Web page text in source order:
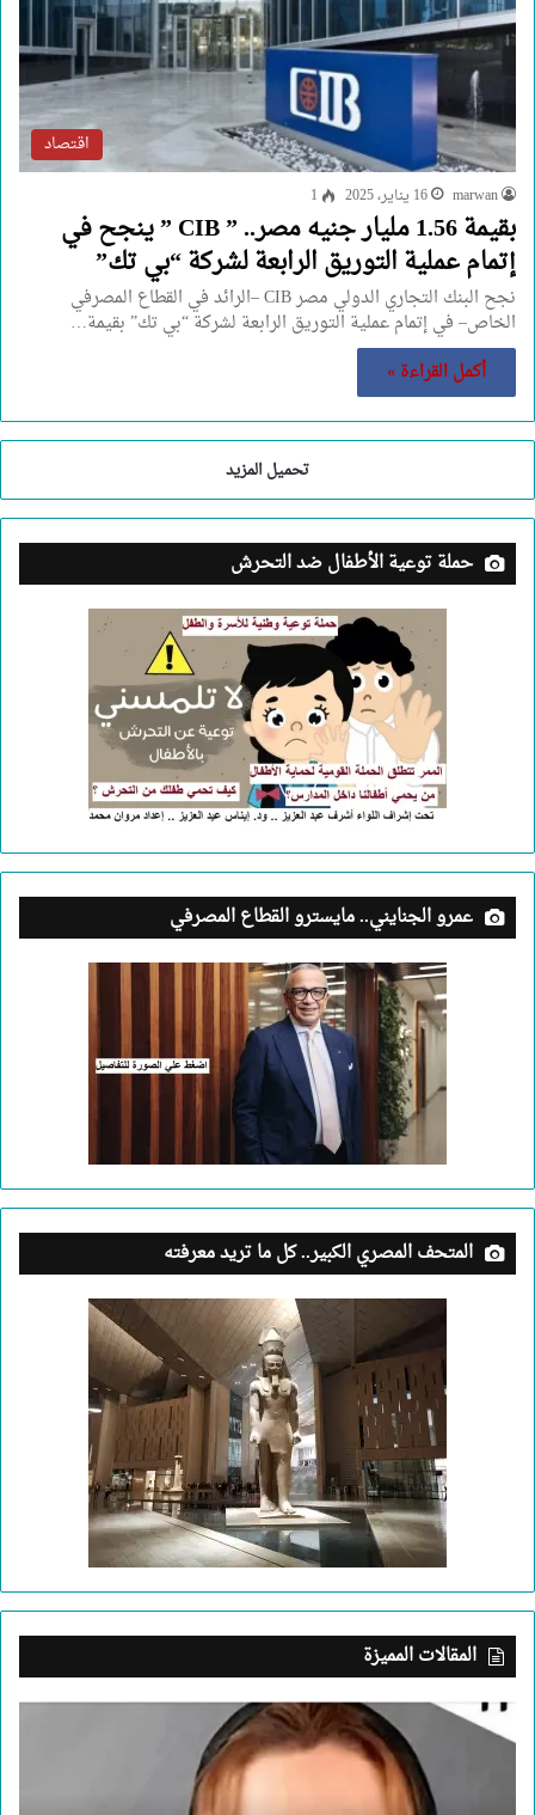
اقتصاد
marwan 16 يناير، 2025 1
بقيمة 1.56 مليار جنيه مصر.. ” CIB ” ينجح في
إتمام عملية التوريق الرابعة لشركة “بي تك”
نجح البنك التجاري الدولي مصر CIB –الرائد في القطاع المصرفي
الخاص– في إتمام عملية التوريق الرابعة لشركة “بي تك” بقيمة…
أكمل القراءة »
تحميل المزيد
حملة توعية الأطفال ضد التحرش
عمرو الجنايني.. مايسترو القطاع المصرفي
المتحف المصري الكبير.. كل ما تريد معرفته
المقالات المميزة
بعد
جريمة